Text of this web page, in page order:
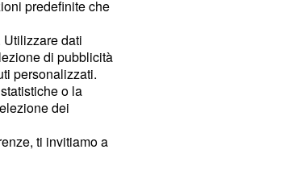
predefinite che
dati
di pubblicità
personalizzati.
o la
dei
ti invitiamo a